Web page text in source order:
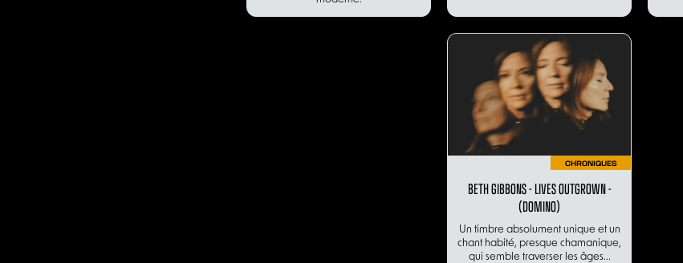
CHRONIQUES
BETH GIBBONS - LIVES OUTGROWN -
(DOMINO)
Un timbre absolument unique et un
chant habité, presque chamanique,
qui semble traverser les âges...